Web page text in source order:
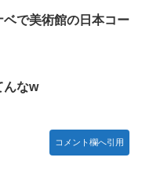
ベで美術館の日本コー
んなw
コメント欄へ引用